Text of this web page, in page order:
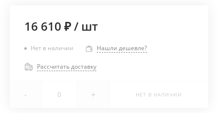
16 610 ₽/ шт
Нет в наличии Нашли дешевле?
Рассчитать доставку
- + НЕТ В НАЛИЧИИ